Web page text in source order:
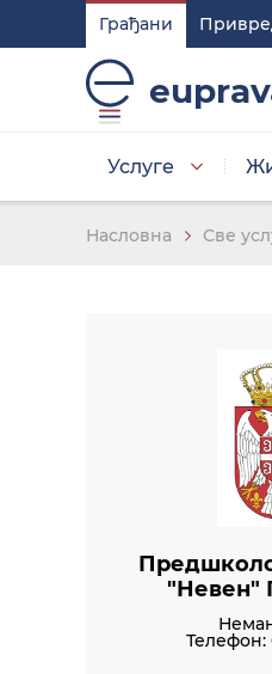
Грађани
Услуге
Изаберите
Насловна Све
"Невен"
Телефон: